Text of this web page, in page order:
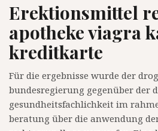
Erektionsmittel
apotheke viagra
kreditkarte
Für die ergebnisse wurde der
bundesregierung gegenüber der
gesundheitsfachlichkeit im
beratung über die anwendung